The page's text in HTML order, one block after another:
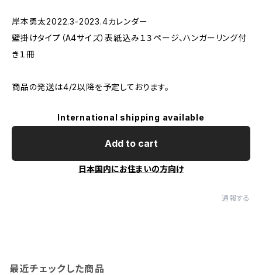
岸本勇太2022.3-2023.4カレンダー
壁掛けタイプ（A4サイズ）表紙込み１３ページ、ハンガーリング付
き１冊
商品の発送は4/2以降を予定しております。
International shipping available
Add to cart
日本国内にお住まいの方向け
通報する
最近チェックした商品